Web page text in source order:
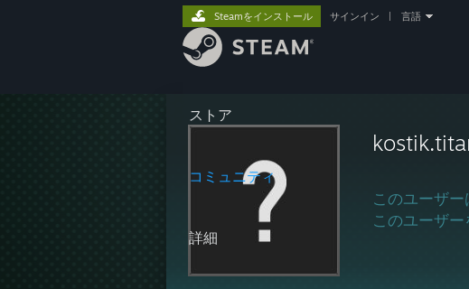
ストア
コミュニティ
詳細
Steamをインストール サインイン 言語
このユーザ
このユーザ